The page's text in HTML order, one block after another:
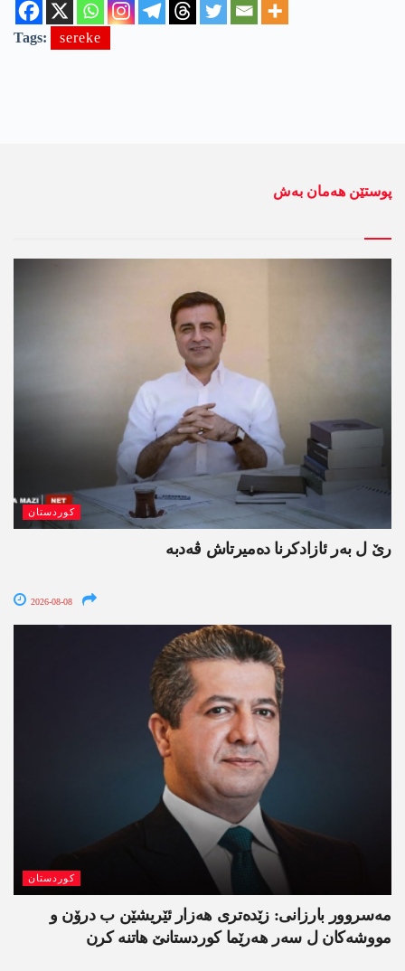
Tags: sereke
پوستێن ھەمان بەش
کوردستان
رێ ل بەر ئازادکرنا دەمیرتاش ڤەدبە
2026-08-08
کوردستان
مەسروور بارزانی: زێدەتری ھەزار ئێریشێن ب درۆن و
مووشەکان ل سەر ھەرێما کوردستانێ ھاتنە کرن